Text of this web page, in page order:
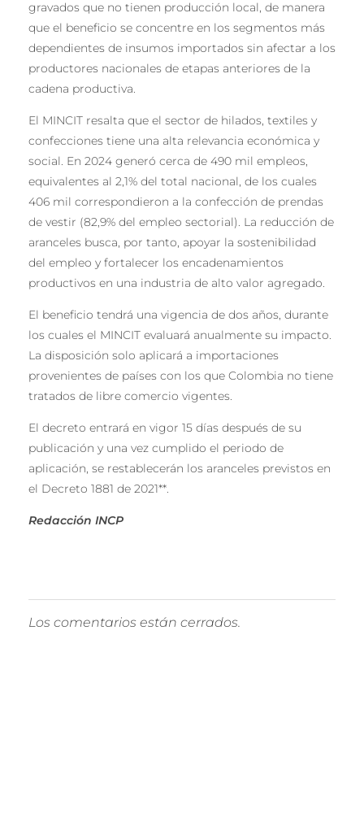
gravados que no tienen producción local, de manera
que el beneficio se concentre en los segmentos más
dependientes de insumos importados sin afectar a los
productores nacionales de etapas anteriores de la
cadena productiva.
El MINCIT resalta que el sector de hilados, textiles y
confecciones tiene una alta relevancia económica y
social. En 2024 generó cerca de 490 mil empleos,
equivalentes al 2,1% del total nacional, de los cuales
406 mil correspondieron a la confección de prendas
de vestir (82,9% del empleo sectorial). La reducción de
aranceles busca, por tanto, apoyar la sostenibilidad
del empleo y fortalecer los encadenamientos
productivos en una industria de alto valor agregado.
El beneficio tendrá una vigencia de dos años, durante
los cuales el MINCIT evaluará anualmente su impacto.
La disposición solo aplicará a importaciones
provenientes de países con los que Colombia no tiene
tratados de libre comercio vigentes.
El decreto entrará en vigor 15 días después de su
publicación y una vez cumplido el periodo de
aplicación, se restablecerán los aranceles previstos en
el Decreto 1881 de 2021**.
Redacción INCP
Los comentarios están cerrados.